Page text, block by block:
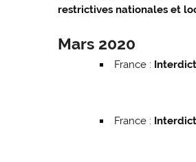
restrictives nationales et
Mars 2020
France :
France :